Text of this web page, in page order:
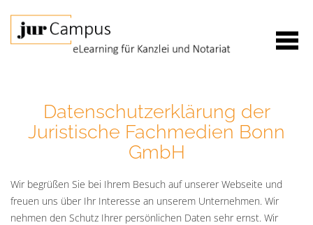
Datenschutzerklärung der
Juristische Fachmedien Bonn
GmbH
Wir begrüßen Sie bei Ihrem Besuch auf unserer Webseite und
freuen uns über Ihr Interesse an unserem Unternehmen. Wir
nehmen den Schutz Ihrer persönlichen Daten sehr ernst. Wir